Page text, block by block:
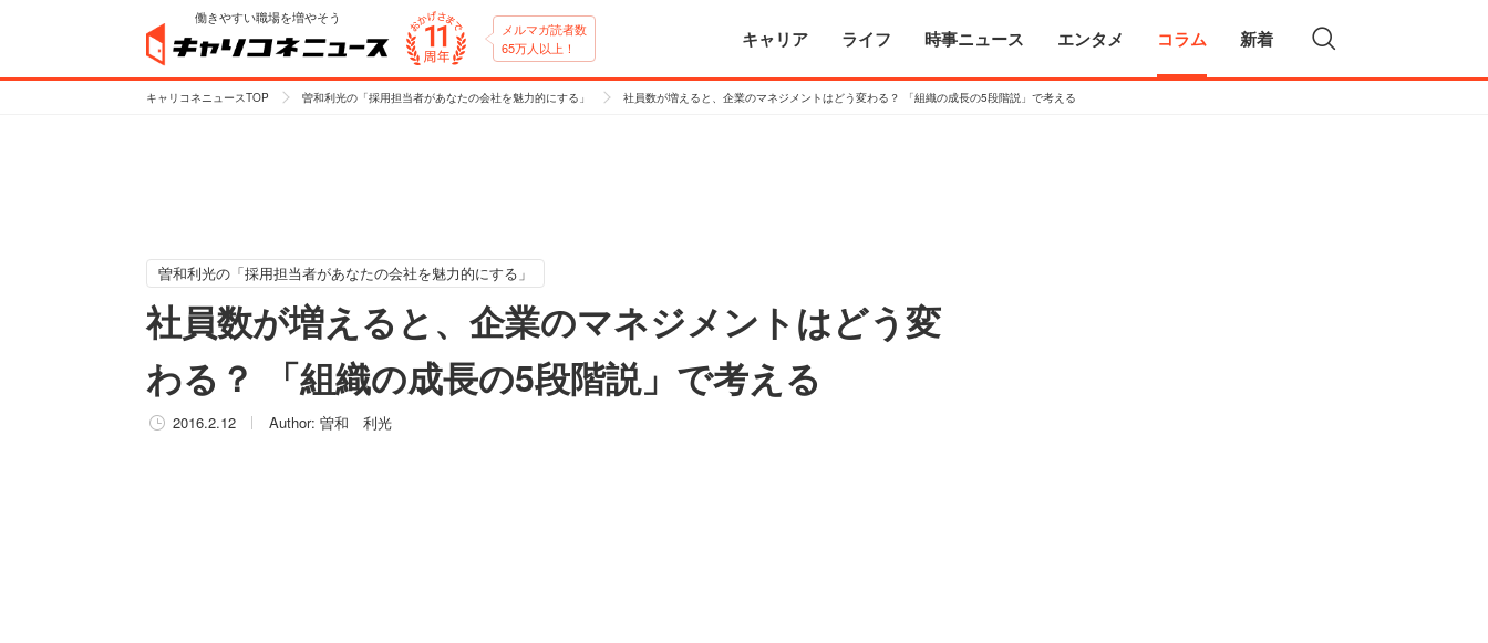
働きやすい職場を増やそう
メルマガ読者数
65万人以上！
キャリア ライフ 時事ニュース エンタメ コラム 新着
キャリコネニュースTOP 曽和利光の「採用担当者があなたの会社を魅力的にする」 社員数が増えると、企業のマネジメントはどう変わる？ 「組織の成長の5段階説」で考える
曽和利光の「採用担当者があなたの会社を魅力的にする」
社員数が増えると、企業のマネジメントはどう変
わる？ 「組織の成長の5段階説」で考える
2016.2.12 Author: 曽和 利光